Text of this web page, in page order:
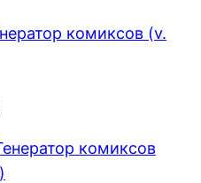
комиксов (v.
комиксов